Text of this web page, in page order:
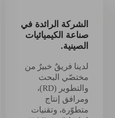
الشركة الرائدة في
صناعة الكيميائيات
الصينية.
لدينا فريقٌ خبيرٌ من
مختصّي البحث
والتطوير (RD)،
ومرافق إنتاج
متطوّرة، وتقنيات